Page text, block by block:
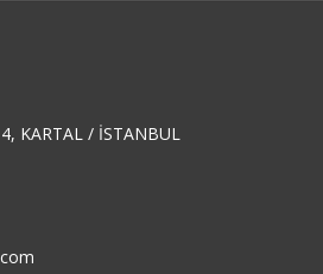
KARTAL / İSTANBUL